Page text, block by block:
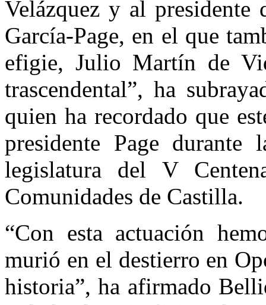
Velázquez y al
García-Page, en el que
efigie, Julio Martín de
trascendental”, ha
quien ha recordado que
presidente Page durante
legislatura del V
Comunidades de Castilla.
“Con esta actuación
murió en el destierro en
historia”, ha afirmado